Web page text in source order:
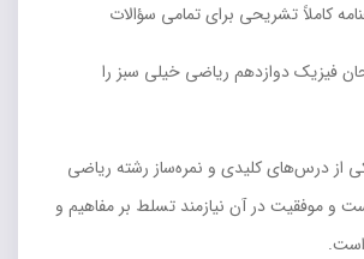
کاملاً تشریحی برای تمامی سؤالات
فیزیک دوازدهم ریاضی خیلی سبز را
از درس‌های کلیدی و نمره‌ساز رشته ریاضی
و موفقیت در آن نیازمند تسلط بر مفاهیم و